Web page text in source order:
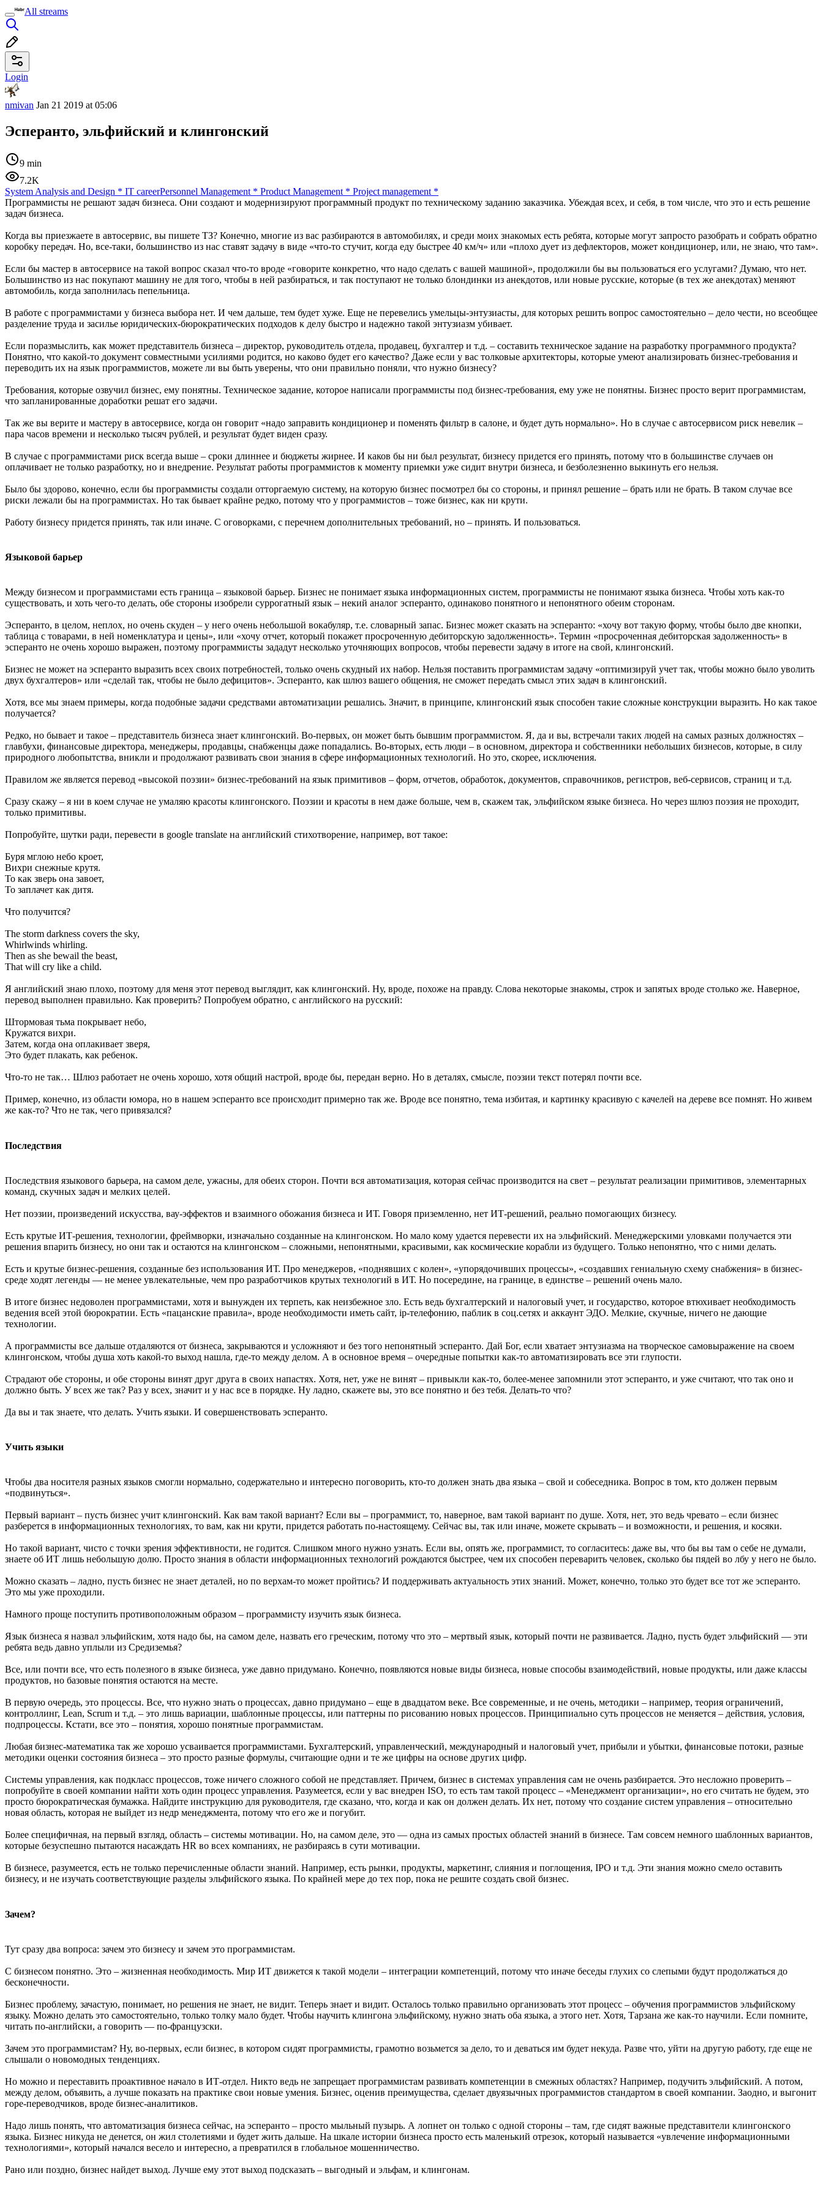
All streams
Login
nmivan Jan 21 2019 at 05:06
Эсперанто, эльфийский и клингонский
9 min
7.2K
System Analysis and Design * IT careerPersonnel Management * Product Management * Project management *
Программисты не решают задач бизнеса. Они создают и модернизируют программный продукт по техническому заданию заказчика. Убеждая всех, и себя, в том числе, что это и есть решение
задач бизнеса.
Когда вы приезжаете в автосервис, вы пишете ТЗ? Конечно, многие из вас разбираются в автомобилях, и среди моих знакомых есть ребята, которые могут запросто разобрать и собрать обратно
коробку передач. Но, все-таки, большинство из нас ставят задачу в виде «что-то стучит, когда еду быстрее 40 км/ч» или «плохо дует из дефлекторов, может кондиционер, или, не знаю, что там».
Если бы мастер в автосервисе на такой вопрос сказал что-то вроде «говорите конкретно, что надо сделать с вашей машиной», продолжили бы вы пользоваться его услугами? Думаю, что нет.
Большинство из нас покупают машину не для того, чтобы в ней разбираться, и так поступают не только блондинки из анекдотов, или новые русские, которые (в тех же анекдотах) меняют
автомобиль, когда заполнилась пепельница.
В работе с программистами у бизнеса выбора нет. И чем дальше, тем будет хуже. Еще не перевелись умельцы-энтузиасты, для которых решить вопрос самостоятельно – дело чести, но всеобщее
разделение труда и засилье юридических-бюрократических подходов к делу быстро и надежно такой энтузиазм убивает.
Если поразмыслить, как может представитель бизнеса – директор, руководитель отдела, продавец, бухгалтер и т.д. – составить техническое задание на разработку программного продукта?
Понятно, что какой-то документ совместными усилиями родится, но каково будет его качество? Даже если у вас толковые архитекторы, которые умеют анализировать бизнес-требования и
переводить их на язык программистов, можете ли вы быть уверены, что они правильно поняли, что нужно бизнесу?
Требования, которые озвучил бизнес, ему понятны. Техническое задание, которое написали программисты под бизнес-требования, ему уже не понятны. Бизнес просто верит программистам,
что запланированные доработки решат его задачи.
Так же вы верите и мастеру в автосервисе, когда он говорит «надо заправить кондиционер и поменять фильтр в салоне, и будет дуть нормально». Но в случае с автосервисом риск невелик –
пара часов времени и несколько тысяч рублей, и результат будет виден сразу.
В случае с программистами риск всегда выше – сроки длиннее и бюджеты жирнее. И каков бы ни был результат, бизнесу придется его принять, потому что в большинстве случаев он
оплачивает не только разработку, но и внедрение. Результат работы программистов к моменту приемки уже сидит внутри бизнеса, и безболезненно выкинуть его нельзя.
Было бы здорово, конечно, если бы программисты создали отторгаемую систему, на которую бизнес посмотрел бы со стороны, и принял решение – брать или не брать. В таком случае все
риски лежали бы на программистах. Но так бывает крайне редко, потому что у программистов – тоже бизнес, как ни крути.
Работу бизнесу придется принять, так или иначе. С оговорками, с перечнем дополнительных требований, но – принять. И пользоваться.
Языковой барьер
Между бизнесом и программистами есть граница – языковой барьер. Бизнес не понимает языка информационных систем, программисты не понимают языка бизнеса. Чтобы хоть как-то
существовать, и хоть чего-то делать, обе стороны изобрели суррогатный язык – некий аналог эсперанто, одинаково понятного и непонятного обеим сторонам.
Эсперанто, в целом, неплох, но очень скуден – у него очень небольшой вокабуляр, т.е. словарный запас. Бизнес может сказать на эсперанто: «хочу вот такую форму, чтобы было две кнопки,
таблица с товарами, в ней номенклатура и цены», или «хочу отчет, который покажет просроченную дебиторскую задолженность». Термин «просроченная дебиторская задолженность» в
эсперанто не очень хорошо выражен, поэтому программисты зададут несколько уточняющих вопросов, чтобы перевести задачу в итоге на свой, клингонский.
Бизнес не может на эсперанто выразить всех своих потребностей, только очень скудный их набор. Нельзя поставить программистам задачу «оптимизируй учет так, чтобы можно было уволить
двух бухгалтеров» или «сделай так, чтобы не было дефицитов». Эсперанто, как шлюз вашего общения, не сможет передать смысл этих задач в клингонский.
Хотя, все мы знаем примеры, когда подобные задачи средствами автоматизации решались. Значит, в принципе, клингонский язык способен такие сложные конструкции выразить. Но как такое
получается?
Редко, но бывает и такое – представитель бизнеса знает клингонский. Во-первых, он может быть бывшим программистом. Я, да и вы, встречали таких людей на самых разных должностях –
главбухи, финансовые директора, менеджеры, продавцы, снабженцы даже попадались. Во-вторых, есть люди – в основном, директора и собственники небольших бизнесов, которые, в силу
природного любопытства, вникли и продолжают развивать свои знания в сфере информационных технологий. Но это, скорее, исключения.
Правилом же является перевод «высокой поэзии» бизнес-требований на язык примитивов – форм, отчетов, обработок, документов, справочников, регистров, веб-сервисов, страниц и т.д.
Сразу скажу – я ни в коем случае не умаляю красоты клингонского. Поэзии и красоты в нем даже больше, чем в, скажем так, эльфийском языке бизнеса. Но через шлюз поэзия не проходит,
только примитивы.
Попробуйте, шутки ради, перевести в google translate на английский стихотворение, например, вот такое:
Буря мглою небо кроет,
Вихри снежные крутя.
То как зверь она завоет,
То заплачет как дитя.
Что получится?
The storm darkness covers the sky,
Whirlwinds whirling.
Then as she bewail the beast,
That will cry like a child.
Я английский знаю плохо, поэтому для меня этот перевод выглядит, как клингонский. Ну, вроде, похоже на правду. Слова некоторые знакомы, строк и запятых вроде столько же. Наверное,
перевод выполнен правильно. Как проверить? Попробуем обратно, с английского на русский:
Штормовая тьма покрывает небо,
Кружатся вихри.
Затем, когда она оплакивает зверя,
Это будет плакать, как ребенок.
Что-то не так… Шлюз работает не очень хорошо, хотя общий настрой, вроде бы, передан верно. Но в деталях, смысле, поэзии текст потерял почти все.
Пример, конечно, из области юмора, но в нашем эсперанто все происходит примерно так же. Вроде все понятно, тема избитая, и картинку красивую с качелей на дереве все помнят. Но живем
же как-то? Что не так, чего привязался?
Последствия
Последствия языкового барьера, на самом деле, ужасны, для обеих сторон. Почти вся автоматизация, которая сейчас производится на свет – результат реализации примитивов, элементарных
команд, скучных задач и мелких целей.
Нет поэзии, произведений искусства, вау-эффектов и взаимного обожания бизнеса и ИТ. Говоря приземленно, нет ИТ-решений, реально помогающих бизнесу.
Есть крутые ИТ-решения, технологии, фреймворки, изначально созданные на клингонском. Но мало кому удается перевести их на эльфийский. Менеджерскими уловками получается эти
решения впарить бизнесу, но они так и остаются на клингонском – сложными, непонятными, красивыми, как космические корабли из будущего. Только непонятно, что с ними делать.
Есть и крутые бизнес-решения, созданные без использования ИТ. Про менеджеров, «поднявших с колен», «упорядочивших процессы», «создавших гениальную схему снабжения» в бизнес-
среде ходят легенды — не менее увлекательные, чем про разработчиков крутых технологий в ИТ. Но посередине, на границе, в единстве – решений очень мало.
В итоге бизнес недоволен программистами, хотя и вынужден их терпеть, как неизбежное зло. Есть ведь бухгалтерский и налоговый учет, и государство, которое втюхивает необходимость
ведения всей этой бюрократии. Есть «пацанские правила», вроде необходимости иметь сайт, ip-телефонию, паблик в соц.сетях и аккаунт ЭДО. Мелкие, скучные, ничего не дающие
технологии.
А программисты все дальше отдаляются от бизнеса, закрываются и усложняют и без того непонятный эсперанто. Дай Бог, если хватает энтузиазма на творческое самовыражение на своем
клингонском, чтобы душа хоть какой-то выход нашла, где-то между делом. А в основное время – очередные попытки как-то автоматизировать все эти глупости.
Страдают обе стороны, и обе стороны винят друг друга в своих напастях. Хотя, нет, уже не винят – привыкли как-то, более-менее запомнили этот эсперанто, и уже считают, что так оно и
должно быть. У всех же так? Раз у всех, значит и у нас все в порядке. Ну ладно, скажете вы, это все понятно и без тебя. Делать-то что?
Да вы и так знаете, что делать. Учить языки. И совершенствовать эсперанто.
Учить языки
Чтобы два носителя разных языков смогли нормально, содержательно и интересно поговорить, кто-то должен знать два языка – свой и собеседника. Вопрос в том, кто должен первым
«подвинуться».
Первый вариант – пусть бизнес учит клингонский. Как вам такой вариант? Если вы – программист, то, наверное, вам такой вариант по душе. Хотя, нет, это ведь чревато – если бизнес
разберется в информационных технологиях, то вам, как ни крути, придется работать по-настоящему. Сейчас вы, так или иначе, можете скрывать – и возможности, и решения, и косяки.
Но такой вариант, чисто с точки зрения эффективности, не годится. Слишком много нужно узнать. Если вы, опять же, программист, то согласитесь: даже вы, что бы вы там о себе не думали,
знаете об ИТ лишь небольшую долю. Просто знания в области информационных технологий рождаются быстрее, чем их способен переварить человек, сколько бы пядей во лбу у него не было.
Можно сказать – ладно, пусть бизнес не знает деталей, но по верхам-то может пройтись? И поддерживать актуальность этих знаний. Может, конечно, только это будет все тот же эсперанто.
Это мы уже проходили.
Намного проще поступить противоположным образом – программисту изучить язык бизнеса.
Язык бизнеса я назвал эльфийским, хотя надо бы, на самом деле, назвать его греческим, потому что это – мертвый язык, который почти не развивается. Ладно, пусть будет эльфийский — эти
ребята ведь давно уплыли из Средиземья?
Все, или почти все, что есть полезного в языке бизнеса, уже давно придумано. Конечно, появляются новые виды бизнеса, новые способы взаимодействий, новые продукты, или даже классы
продуктов, но базовые понятия остаются на месте.
В первую очередь, это процессы. Все, что нужно знать о процессах, давно придумано – еще в двадцатом веке. Все современные, и не очень, методики – например, теория ограничений,
контроллинг, Lean, Scrum и т.д. – это лишь вариации, шаблонные процессы, или паттерны по рисованию новых процессов. Принципиально суть процессов не меняется – действия, условия,
подпроцессы. Кстати, все это – понятия, хорошо понятные программистам.
Любая бизнес-математика так же хорошо усваивается программистами. Бухгалтерский, управленческий, международный и налоговый учет, прибыли и убытки, финансовые потоки, разные
методики оценки состояния бизнеса – это просто разные формулы, считающие одни и те же цифры на основе других цифр.
Системы управления, как подкласс процессов, тоже ничего сложного собой не представляет. Причем, бизнес в системах управления сам не очень разбирается. Это несложно проверить –
попробуйте в своей компании найти хоть один процесс управления. Разумеется, если у вас внедрен ISO, то есть там такой процесс – «Менеджмент организации», но его считать не будем, это
просто бюрократическая бумажка. Найдите инструкцию для руководителя, где сказано, что, когда и как он должен делать. Их нет, потому что создание систем управления – относительно
новая область, которая не выйдет из недр менеджмента, потому что его же и погубит.
Более специфичная, на первый взгляд, область – системы мотивации. Но, на самом деле, это — одна из самых простых областей знаний в бизнесе. Там совсем немного шаблонных вариантов,
которые безуспешно пытаются насаждать HR во всех компаниях, не разбираясь в сути мотивации.
В бизнесе, разумеется, есть не только перечисленные области знаний. Например, есть рынки, продукты, маркетинг, слияния и поглощения, IPO и т.д. Эти знания можно смело оставить
бизнесу, и не изучать соответствующие разделы эльфийского языка. По крайней мере до тех пор, пока не решите создать свой бизнес.
Зачем?
Тут сразу два вопроса: зачем это бизнесу и зачем это программистам.
С бизнесом понятно. Это – жизненная необходимость. Мир ИТ движется к такой модели – интеграции компетенций, потому что иначе беседы глухих со слепыми будут продолжаться до
бесконечности.
Бизнес проблему, зачастую, понимает, но решения не знает, не видит. Теперь знает и видит. Осталось только правильно организовать этот процесс – обучения программистов эльфийскому
языку. Можно делать это самостоятельно, только толку мало будет. Чтобы научить клингона эльфийскому, нужно знать оба языка, а этого нет. Хотя, Тарзана же как-то научили. Если помните,
читать по-английски, а говорить — по-французски.
Зачем это программистам? Ну, во-первых, если бизнес, в котором сидят программисты, грамотно возьмется за дело, то и деваться им будет некуда. Разве что, уйти на другую работу, где еще не
слышали о новомодных тенденциях.
Но можно и переставить проактивное начало в ИТ-отдел. Никто ведь не запрещает программистам развивать компетенции в смежных областях? Например, подучить эльфийский. А потом,
между делом, объявить, а лучше показать на практике свои новые умения. Бизнес, оценив преимущества, сделает двуязычных программистов стандартом в своей компании. Заодно, и выгонит
горе-переводчиков, вроде бизнес-аналитиков.
Надо лишь понять, что автоматизация бизнеса сейчас, на эсперанто – просто мыльный пузырь. А лопнет он только с одной стороны – там, где сидят важные представители клингонского
языка. Бизнес никуда не денется, он жил столетиями и будет жить дальше. На шкале истории бизнеса просто есть маленький отрезок, который называется «увлечение информационными
технологиями», который начался весело и интересно, а превратился в глобальное мошенничество.
Рано или поздно, бизнес найдет выход. Лучше ему этот выход подсказать – выгодный и эльфам, и клингонам.